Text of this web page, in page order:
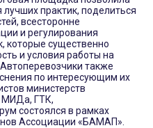
практик, поделиться
всесторонне
и регулирования
которые существенно
и условия работы на
также
по интересующим их
министерств
МИДа, ГТК,
состоялся в рамках
Ассоциации «БАМАП».